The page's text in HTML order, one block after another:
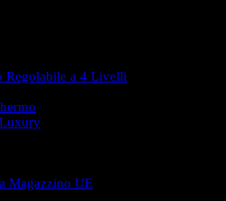
Regolabile a 4 Livelli
Magazzino UE